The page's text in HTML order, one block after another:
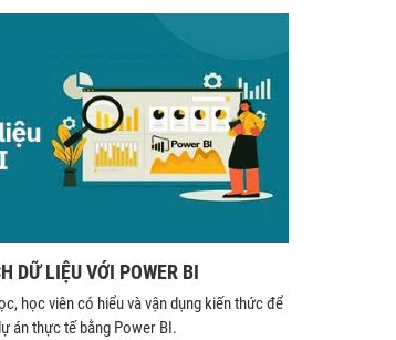
DỮ LIỆU VỚI POWER BI
học viên có hiểu và vận dụng kiến thức để
án thực tế bằng Power BI.